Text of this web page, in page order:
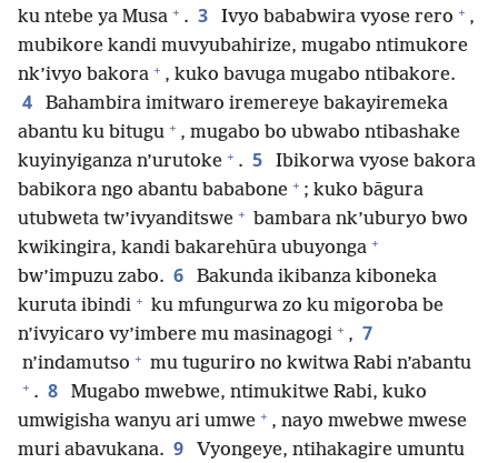
ku ntebe ya Musa + . 3 Ivyo bababwira vyose rero + ,
mubikore kandi muvyubahirize, mugabo ntimukore
nk’ivyo bakora + , kuko bavuga mugabo ntibakore.
4
Bahambira imitwaro iremereye bakayiremeka
abantu ku bitugu + , mugabo bo ubwabo ntibashake
kuyinyiganza n’urutoke + . 5
Ibikorwa vyose bakora
babikora ngo abantu bababone + ; kuko bāgura
utubweta tw’ivyanditswe + bambara nk’uburyo bwo
kwikingira, kandi bakarehūra ubuyonga +
bw’impuzu zabo. 6
Bakunda ikibanza kiboneka
kuruta ibindi + ku mfungurwa zo ku migoroba be
n’ivyicaro vy’imbere mu masinagogi + , 7
n’indamutso + mu tuguriro no kwitwa Rabi n’abantu
+ . 8
Mugabo mwebwe, ntimukitwe Rabi, kuko
umwigisha wanyu ari umwe + , nayo mwebwe mwese
muri abavukana. 9
Vyongeye, ntihakagire umuntu